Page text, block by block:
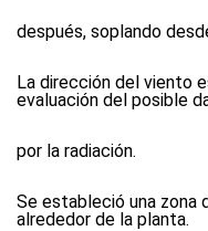
después, soplando
La dirección del viento
evaluación del posible
por la radiación.
Se estableció una zona
alrededor de la planta.